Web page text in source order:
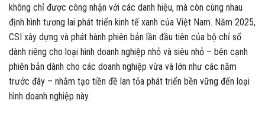
không chỉ được công nhận với các danh hiệu, mà còn cùng nhau
định hình tương lai phát triển kinh tế xanh của Việt Nam. Năm 2025,
CSI xây dựng và phát hành phiên bản lần đầu tiên của bộ chỉ số
dành riêng cho loại hình doanh nghiệp nhỏ và siêu nhỏ – bên cạnh
phiên bản dành cho các doanh nghiệp vừa và lớn như các năm
trước đây – nhằm tạo tiền đề lan tỏa phát triển bền vững đến loại
hình doanh nghiệp này.